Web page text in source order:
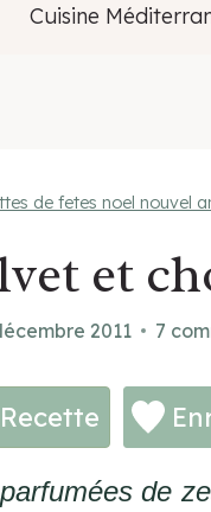
Cuisine
de fetes noel nouvel
et
2011 7
de